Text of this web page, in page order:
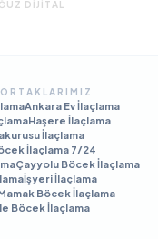
DIJITAL
Ankara Ev İlaçlama
Haşere İlaçlama
İlaçlama
İlaçlama 7/24
Çayyolu Böcek İlaçlama
İşyeri İlaçlama
Böcek İlaçlama
Böcek İlaçlama